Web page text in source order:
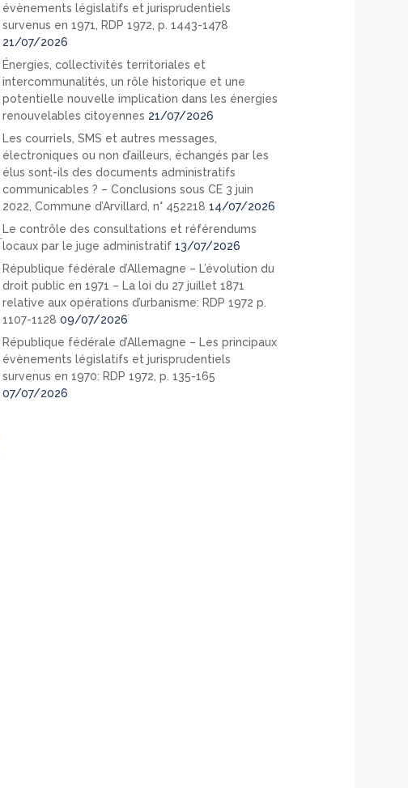
évènements législatifs et jurisprudentiels
survenus en 1971, RDP 1972, p. 1443-1478
21/07/2026
Énergies, collectivités territoriales et
intercommunalités, un rôle historique et une
potentielle nouvelle implication dans les énergies
renouvelables citoyennes 21/07/2026
Les courriels, SMS et autres messages,
électroniques ou non d’ailleurs, échangés par les
élus sont-ils des documents administratifs
communicables ? – Conclusions sous CE 3 juin
2022, Commune d’Arvillard, n° 452218 14/07/2026
Le contrôle des consultations et référendums
locaux par le juge administratif 13/07/2026
République fédérale d’Allemagne – L’évolution du
droit public en 1971 – La loi du 27 juillet 1871
relative aux opérations d’urbanisme: RDP 1972 p.
1107-1128 09/07/2026
République fédérale d’Allemagne – Les principaux
évènements législatifs et jurisprudentiels
survenus en 1970: RDP 1972, p. 135-165
07/07/2026